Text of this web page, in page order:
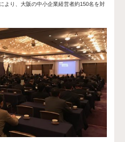
より、大阪の中小企業経営者約150名を対